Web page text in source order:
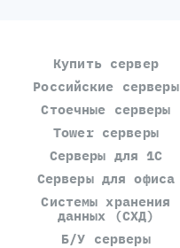
Купить сервер
Российские серверы
Стоечные серверы
Tower серверы
Серверы для 1С
Серверы для офиса
Системы хранения
данных (СХД)
Б/У серверы